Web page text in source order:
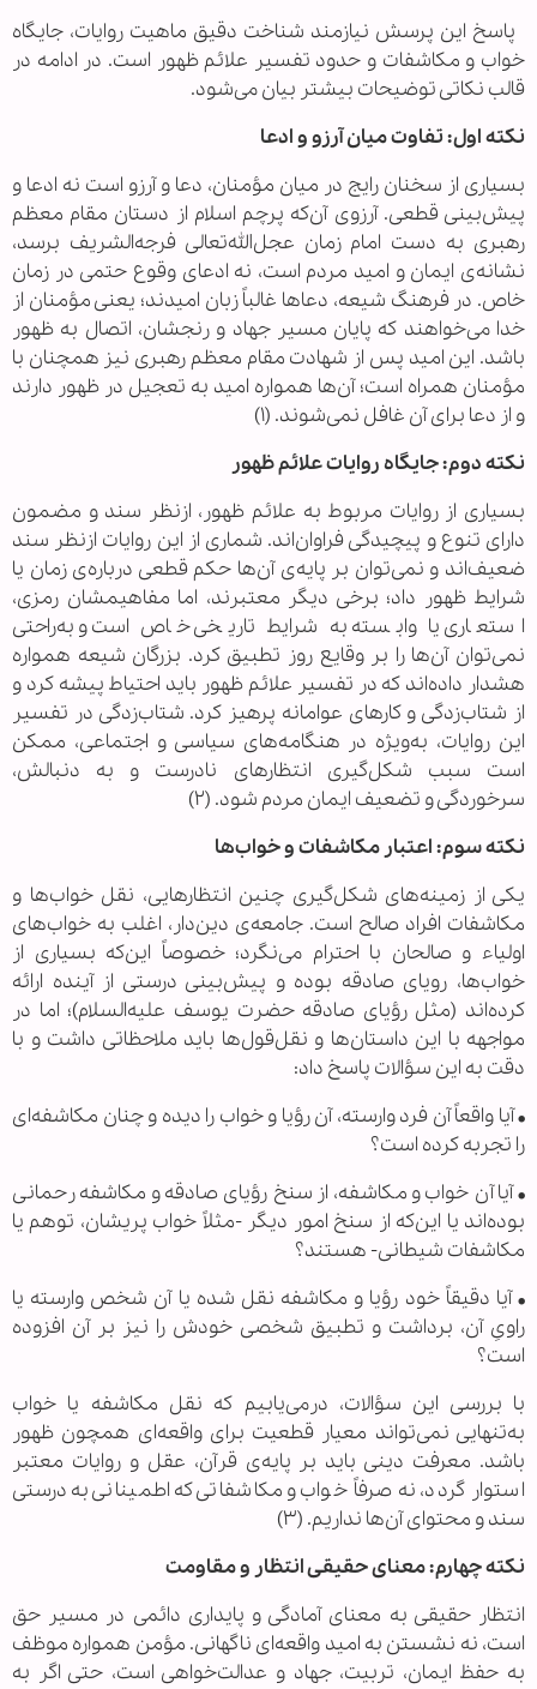
پاسخ این پرسش نیازمند شناخت دقیق ماهیت روایات، جایگاه
خواب و مکاشفات و حدود تفسیر علائم ظهور است. در ادامه در
قالب نکاتی توضیحات بیشتر بیان می‌شود.
نکته اول: تفاوت میان آرزو و ادعا
بسیاری از سخنان رایج در میان مؤمنان، دعا و آرزو است نه ادعا و
پیش‌بینی قطعی. آرزوی آن‌که پرچم اسلام از دستان مقام معظم
رهبری به دست امام زمان عجل‌الله‌تعالی فرجه‌الشریف برسد،
نشانه‌ی ایمان و امید مردم است، نه ادعای وقوع حتمی در زمان
خاص. در فرهنگ شیعه، دعاها غالباً زبان امیدند؛ یعنی مؤمنان از
خدا می‌خواهند که پایان مسیر جهاد و رنجشان، اتصال به ظهور
باشد. این امید پس از شهادت مقام معظم رهبری نیز همچنان با
مؤمنان همراه است؛ آن‌ها همواره امید به تعجیل در ظهور دارند
و از دعا برای آن غافل نمی‌شوند. (۱)
نکته دوم: جایگاه روایات علائم ظهور
بسیاری از روایات مربوط به علائم ظهور، ازنظر سند و مضمون
دارای تنوع و پیچیدگی فراوان‌اند. شماری از این روایات ازنظر سند
ضعیف‌اند و نمی‌توان بر پایه‌ی آن‌ها حکم قطعی درباره‌ی زمان یا
شرایط ظهور داد؛ برخی دیگر معتبرند، اما مفاهیمشان رمزی،
استعاری یا وابسته به شرایط تاریخی خاص است و به‌راحتی
نمی‌توان آن‌ها را بر وقایع روز تطبیق کرد. بزرگان شیعه همواره
هشدار داده‌اند که در تفسیر علائم ظهور باید احتیاط پیشه کرد و
از شتاب‌زدگی و کارهای عوامانه پرهیز کرد. شتاب‌زدگی در تفسیر
این روایات، به‌ویژه در هنگامه‌های سیاسی و اجتماعی، ممکن
است سبب شکل‌گیری انتظارهای نادرست و به دنبالش،
سرخوردگی و تضعیف ایمان مردم شود. (۲)
نکته سوم: اعتبار مکاشفات و خواب‌ها
یکی از زمینه‌های شکل‌گیری چنین انتظارهایی، نقل خواب‌ها و
مکاشفات افراد صالح است. جامعه‌ی دین‌دار، اغلب به خواب‌های
اولیاء و صالحان با احترام می‌نگرد؛ خصوصاً این‌که بسیاری از
خواب‌ها، رویای صادقه بوده و پیش‌بینی درستی از آینده ارائه
کرده‌اند (مثل رؤیای صادقه حضرت یوسف علیه‌السلام)؛ اما در
مواجهه با این داستان‌ها و نقل‌قول‌ها باید ملاحظاتی داشت و با
دقت به این سؤالات پاسخ داد:
• آیا واقعاً آن فرد وارسته، آن رؤیا و خواب را دیده و چنان مکاشفه‌ای
را تجربه کرده است؟
• آیا آن خواب و مکاشفه، از سنخ رؤیای صادقه و مکاشفه رحمانی
بوده‌اند یا این‌که از سنخ امور دیگر -مثلاً خواب پریشان، توهم یا
مکاشفات شیطانی- هستند؟
• آیا دقیقاً خود رؤیا و مکاشفه نقل شده یا آن شخص وارسته یا
راویِ آن، برداشت و تطبیق شخصی خودش را نیز بر آن افزوده
است؟
با بررسی این سؤالات، درمی‌یابیم که نقل مکاشفه یا خواب
به‌تنهایی نمی‌تواند معیار قطعیت برای واقعه‌ای همچون ظهور
باشد. معرفت دینی باید بر پایه‌ی قرآن، عقل و روایات معتبر
استوار گردد، نه صرفاً خواب و مکاشفاتی که اطمینانی به درستی
سند و محتوای آن‌ها نداریم. (۳)
نکته چهارم: معنای حقیقی انتظار و مقاومت
انتظار حقیقی به معنای آمادگی و پایداری دائمی در مسیر حق
است، نه نشستن به امید واقعه‌ای ناگهانی. مؤمن همواره موظف
به حفظ ایمان، تربیت، جهاد و عدالت‌خواهی است، حتی اگر به